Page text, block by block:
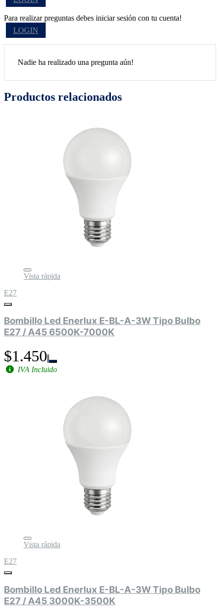
Para realizar preguntas debes iniciar sesión con tu cuenta!
LOGIN
Nadie ha realizado una pregunta aún!
Productos relacionados
Vista rápida
E27
Bombillo Led Enerlux E-BL-A-3W Tipo Bulbo
E27 / A45 6500K-7000K
$1.450
IVA Incluido
Vista rápida
E27
Bombillo Led Enerlux E-BL-A-3W Tipo Bulbo
E27 / A45 3000K-3500K